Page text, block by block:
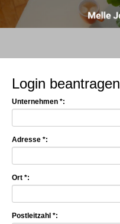
Login beantragen
Unternehmen *:
Adresse *:
Ort *:
Postleitzahl *: